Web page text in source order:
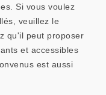
Si vous voulez
veuillez le
qu'il peut proposer
et accessibles
est aussi